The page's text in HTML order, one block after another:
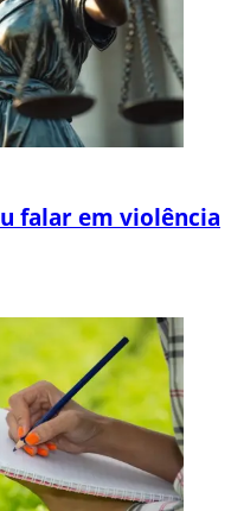
falar em violência